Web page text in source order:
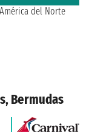
Bermudas